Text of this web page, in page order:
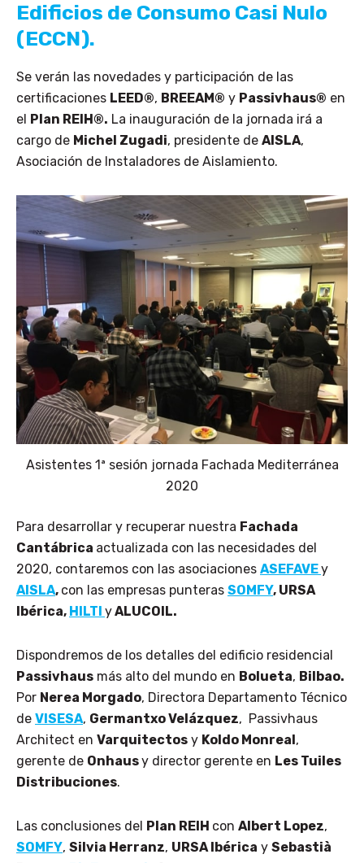
Edificios de Consumo Casi Nulo
(ECCN).
Se verán las novedades y participación de las
certificaciones LEED®, BREEAM® y Passivhaus® en
el Plan REIH®. La inauguración de la jornada irá a
cargo de Michel Zugadi, presidente de AISLA,
Asociación de Instaladores de Aislamiento.
Asistentes 1ª sesión jornada Fachada Mediterránea
2020
Para desarrollar y recuperar nuestra Fachada
Cantábrica actualizada con las necesidades del
2020, contaremos con las asociaciones ASEFAVEy
AISLA, con las empresas punteras SOMFY, URSA
Ibérica, HILTI yALUCOIL.
Dispondremos de los detalles del edificio residencial
Passivhaus más alto del mundo en Bolueta, Bilbao.
Por Nerea Morgado, Directora Departamento Técnico
de VISESA, Germantxo Velázquez, Passivhaus
Architect en Varquitectos y Koldo Monreal,
gerente de Onhausy director gerente en Les Tuiles
Distribuciones.
Las conclusiones del Plan REIH con Albert Lopez,
SOMFY, Silvia Herranz, URSA Ibérica y Sebastià